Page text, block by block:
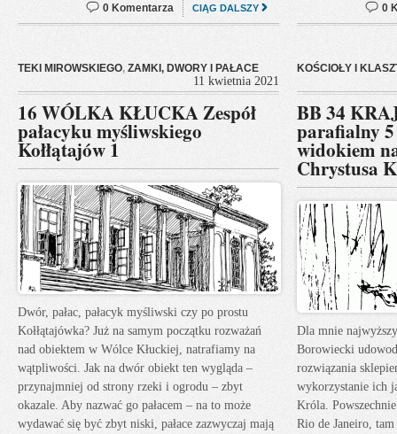
CIĄG DALSZY
0 Komentarza 0
TEKI MIROWSKIEGO, ZAMKI, DWORY I PAŁACE
11 kwietnia 2021
16 WÓLKA KŁUCKA Zespół
pałacyku myśliwskiego
Kołłątajów 1
Dwór, pałac, pałacyk myśliwski czy po prostu
Kołłątajówka? Już na samym początku rozważań
nad obiektem w Wólce Kłuckiej, natrafiamy na
wątpliwości. Jak na dwór obiekt ten wygląda –
przynajmniej od strony rzeki i ogrodu – zbyt
okazale. Aby nazwać go pałacem – na to może
wydawać się być zbyt niski, pałace zazwyczaj mają
KOŚCIOŁY I
BB 34
parafialny
widokiem
Chrystusa
Dla mnie
Borowiecki
rozwiązania
wykorzystanie ich
Króla.
Rio de Janeiro,